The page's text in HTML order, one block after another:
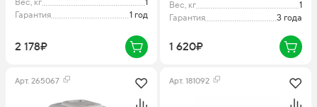
Вес, кг
1
Гарантия
1 год
2 178₽
Вес, кг
1
Гарантия
3 года
1 620₽
Арт. 265067 Арт. 181092